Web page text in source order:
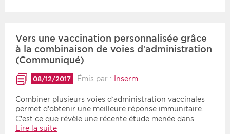
Vers une vaccination personnalisée grâce
à la combinaison de voies d’administration
(Communiqué)
08/12/2017 Émis par : Inserm
Combiner plusieurs voies d’administration vaccinales
permet d’obtenir une meilleure réponse immunitaire.
C’est ce que révèle une récente étude menée dans…
Lire la suite